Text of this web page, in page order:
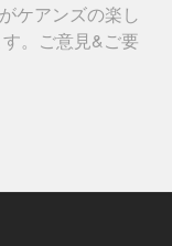
ケアンズの楽し
。ご意見&ご要